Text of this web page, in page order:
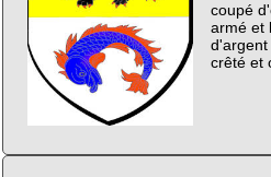
coupé
armé et
crêté et